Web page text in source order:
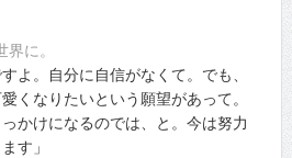
に。
よ。自分に自信がなくて。でも、
くなりたいという願望があって。
かけになるのでは、と。今は努力
す」